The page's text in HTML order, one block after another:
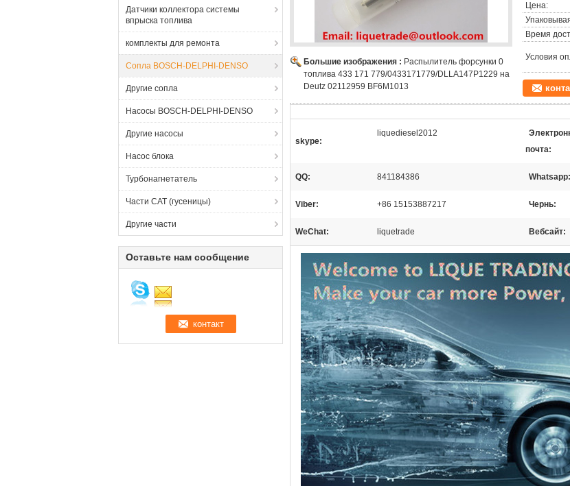
Датчики коллектора системы
впрыска топлива
комплекты для ремонта
Сопла BOSCH-DELPHI-DENSO
Другие сопла
Насосы BOSCH-DELPHI-DENSO
Другие насосы
Насос блока
Турбонагнетатель
Части CAT (гусеницы)
Другие части
Оставьте нам сообщение
Большие изображения : Распылитель форсунки 0
топлива 433 171 779/0433171779/DLLA147P1229 на
Deutz 02112959 BF6M1013
Цена:
Время
Условия
skype:
liquediesel2012
почта:
QQ: 841184386 Whatsapp:
Viber: +86 15153887217 Чернь:
WeChat: liquetrade Вебсайт: